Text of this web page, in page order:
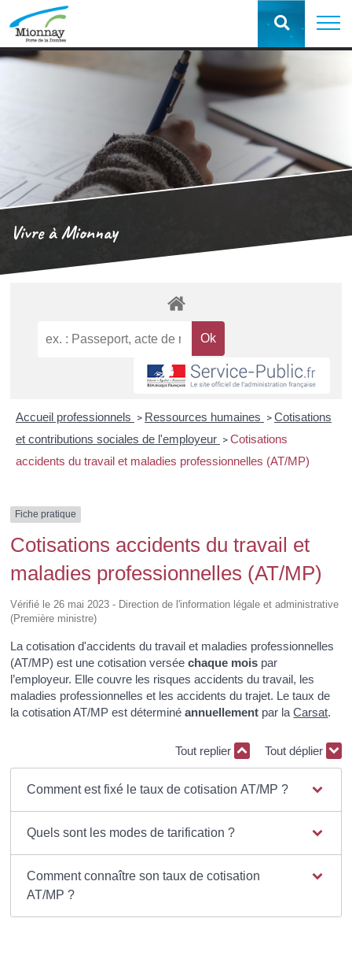
Vivre à Mionnay
Accueil professionnels > Ressources humaines > Cotisations
et contributions sociales de l'employeur > Cotisations
accidents du travail et maladies professionnelles (AT/MP)
Fiche pratique
Cotisations accidents du travail et
maladies professionnelles (AT/MP)
Vérifié le 26 mai 2023 - Direction de l'information légale et administrative
(Première ministre)
La cotisation d'accidents du travail et maladies professionnelles
(AT/MP) est une cotisation verséechaque mois par
l’employeur. Elle couvre les risques accidents du travail, les
maladies professionnelles et les accidents du trajet. Le taux de
la cotisation AT/MP est déterminé annuellement par laCarsat.
Tout replier Tout déplier
Comment est fixé le taux de cotisation AT/MP ?
Quels sont les modes de tarification ?
Comment connaître son taux de cotisation
AT/MP ?